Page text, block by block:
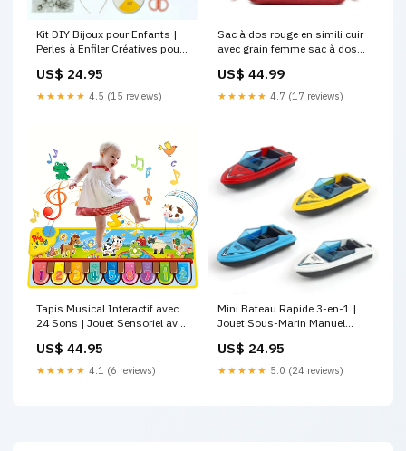
Kit DIY Bijoux pour Enfants |
Perles à Enfiler Créatives pour
Boîte 24 Compartiments,
Jouet pour Filles Babies
US$ 24.95
★★★★★ 4.5 (15 reviews)
Sac à dos rouge en simili cuir
avec grain femme sac à dos
US$ 44.99
★★★★★ 4.7 (17 reviews)
Tapis Musical Interactif avec
24 Sons | Jouet Sensoriel avec
Éducatif pour Jeunes Enfants
Montessori toys
US$ 44.95
★★★★★ 4.1 (6 reviews)
Mini Bateau Rapide 3-en-1 |
Jouet Sous-Marin Manuel
Design Jaune & Bleu – 14+
Ans Couleur:Jaune
US$ 24.95
★★★★★ 5.0 (24 reviews)